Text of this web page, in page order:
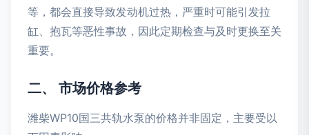
等，都会直接导致发动机过热，严重时可能引发拉
缸、抱瓦等恶性事故，因此定期检查与及时更换至关
重要。
二、 市场价格参考
潍柴WP10国三共轨水泵的价格并非固定，主要受以